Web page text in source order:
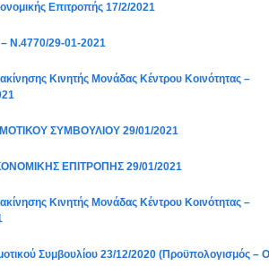
Επιτροπής 17/2/2021
Ν.4770/29-01-2021
Κινητής Μονάδας Κέντρου Κοινότητας –
ΣΥΜΒΟΥΛΙΟΥ 29/01/2021
ΕΠΙΤΡΟΠΗΣ 29/01/2021
Κινητής Μονάδας Κέντρου Κοινότητας –
Συμβουλίου 23/12/2020 (Προϋπολογισμός –